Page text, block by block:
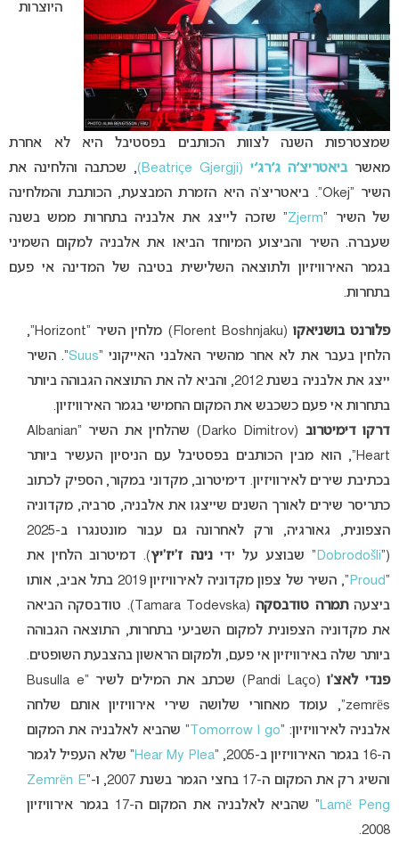
היוצרות
שמצטרפות השנה לצוות הכותבים בפסטיבל היא לא אחרת
מאשר ביאטריצ׳ה ג׳רג׳י (Beatriçe Gjergji)
, שכתבה והלחינה את
השיר “Okej”. ביאטריצ’ה היא הזמרת המבצעת, הכותבת והמלחינה
של השיר “Zjerm” שזכה לייצג את אלבניה בתחרות ממש בשנה
שעברה. השיר והביצוע המיוחד הביאו את אלבניה למקום השמיני
בגמר האירוויזיון ולתוצאה השלישית בטיבה של המדינה אי פעם
בתחרות.
פלורנט בושניאקו
(Florent Boshnjaku) מלחין השיר “Horizont”,
הלחין בעבר את לא אחר מהשיר האלבני האייקוני “Suus“. השיר
ייצג את אלבניה בשנת 2012, והביא לה את התוצאה הגבוהה ביותר
בתחרות אי פעם כשכבש את המקום החמישי בגמר האירוויזיון.
דרקו דימיטרוב
(Darko Dimitrov) שהלחין את השיר “Albanian
Heart”, הוא מבין הכותבים בפסטיבל עם הניסיון העשיר ביותר
בכתיבת שירים לאירוויזיון. דימיטרוב, מקדוני במקור, הספיק לכתוב
כתריסר שירים לאורך השנים שייצגו את אלבניה, סרביה, מקדוניה
הצפונית, גאורגיה, ורק לאחרונה גם עבור מונטנגרו ב-2025
(“
Dobrodošli” שבוצע על ידינינה ז’יז’יץ). דמיטרוב הלחין את
“
Proud
“, השיר של צפון מקדוניה לאירוויזיון 2019 בתל אביב, אותו
ביצעהתמרה טודבסקה
(Tamara Todevska). טודבסקה הביאה
את מקדוניה הצפונית למקום השביעי בתחרות, התוצאה הגבוהה
ביותר שלה באירוויזיון אי פעם, ולמקום הראשון בהצבעת השופטים.
פנדי לאצ’ו
(Pandi Laço) שכתב את המילים לשיר “Busulla e
zemrës”, עומד מאחורי שלושה שירי אירוויזיון אותם שלחה
אלבניה לאירוויזיון: “Tomorrow I go ” שהביא לאלבניה את המקום
ה-16 בגמר האירוויזיון ב-2005, “
Hear My Plea” שלא העפיל לגמר
והשיג רק את המקום ה-17 בחצי הגמר בשנת 2007, ו-“
Zemrën E
Lamë Peng
” שהביא לאלבניה את המקום ה-17 בגמר אירוויזיון
2008.